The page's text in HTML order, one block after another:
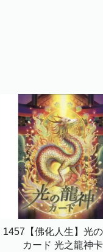
1457【佛化人生】光
カード 光之龍神卡